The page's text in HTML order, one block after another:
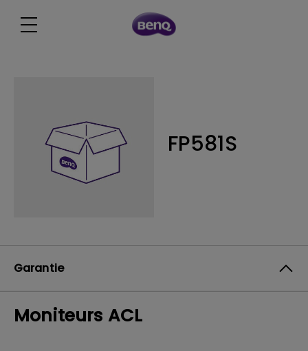
FP581S
Garantie
Moniteurs ACL